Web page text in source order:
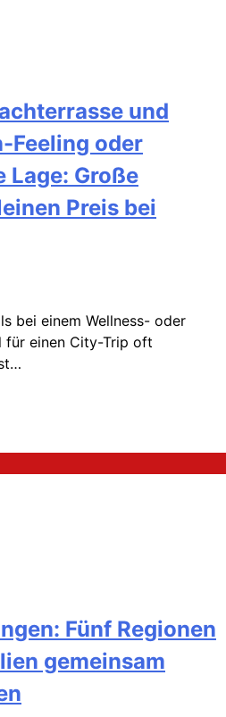
und
Feeling oder
Lage: Große
Preis bei
bei einem Wellness- oder
für einen City-Trip oft
Fünf Regionen
gemeinsam